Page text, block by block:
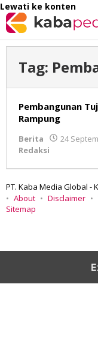
Lewati ke konten
Tag:
Pembangunan
Rampung
Berita 24
Redaksi
PT. Kaba Media Global -
About
Disclaimer
Sitemap